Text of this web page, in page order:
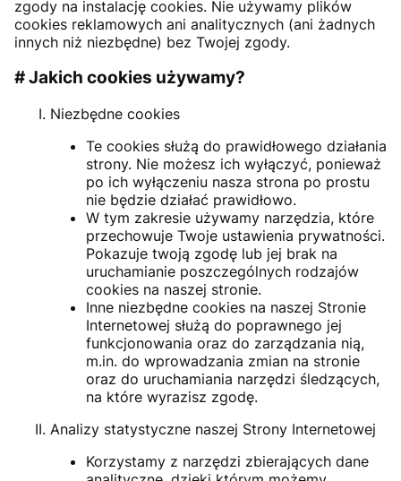
zgody na instalację cookies. Nie używamy plików
cookies reklamowych ani analitycznych (ani żadnych
innych niż niezbędne) bez Twojej zgody.
# Jakich cookies używamy?
Niezbędne cookies
Te cookies służą do prawidłowego działania
strony. Nie możesz ich wyłączyć, ponieważ
po ich wyłączeniu nasza strona po prostu
nie będzie działać prawidłowo.
W tym zakresie używamy narzędzia, które
przechowuje Twoje ustawienia prywatności.
Pokazuje twoją zgodę lub jej brak na
uruchamianie poszczególnych rodzajów
cookies na naszej stronie.
Inne niezbędne cookies na naszej Stronie
Internetowej służą do poprawnego jej
funkcjonowania oraz do zarządzania nią,
m.in. do wprowadzania zmian na stronie
oraz do uruchamiania narzędzi śledzących,
na które wyrazisz zgodę.
Analizy statystyczne naszej Strony Internetowej
Korzystamy z narzędzi zbierających dane